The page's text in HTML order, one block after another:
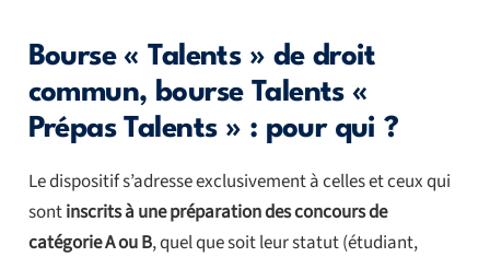
Bourse « Talents » de droit
commun, bourse Talents «
Prépas Talents » : pour qui ?
Le dispositif s’adresse exclusivement à celles et ceux qui
sontinscrits à une préparation des concours de
catégorie A ou B, quel que soit leur statut (étudiant,